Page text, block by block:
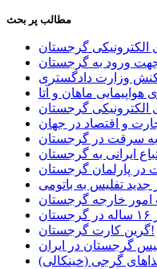
مطالب پر بحث
الکترونیکی گرجستان
ورود به گرجستان
وزارت دادگستری
ماهان و آتا
الکترونیکی گرجستان
و اقتصاد در جهان
به سرقت در گرجستان
ایرانی به گرجستان
در پارلمان گرجستان
جدید تفلیس به باتومی
امور خارجه گرجستان
گرین کارت گرجستان!
گرجستان در ایران
گرجی (خینکالی)